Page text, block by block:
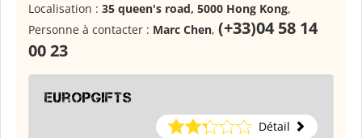
Localisation : 35 queen's road, 5000 Hong Kong,
Personne à contacter : Marc Chen, (+33)04 58 14
00 23
Europgifts
Détail